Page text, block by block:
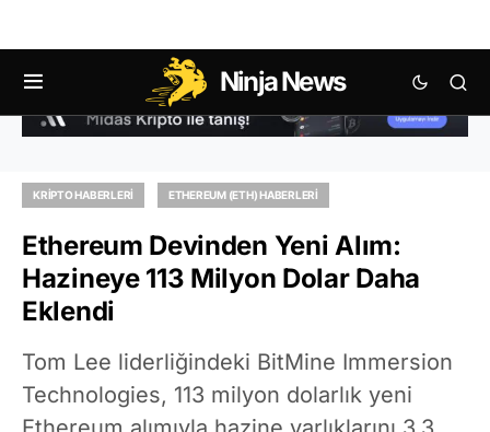
Ninja News
KRIPTO HABERLERI ETHEREUM (ETH) HABERLERI
Ethereum Devinden Yeni Alım:
Hazineye 113 Milyon Dolar Daha
Eklendi
Tom Lee liderliğindeki BitMine Immersion
Technologies, 113 milyon dolarlık yeni